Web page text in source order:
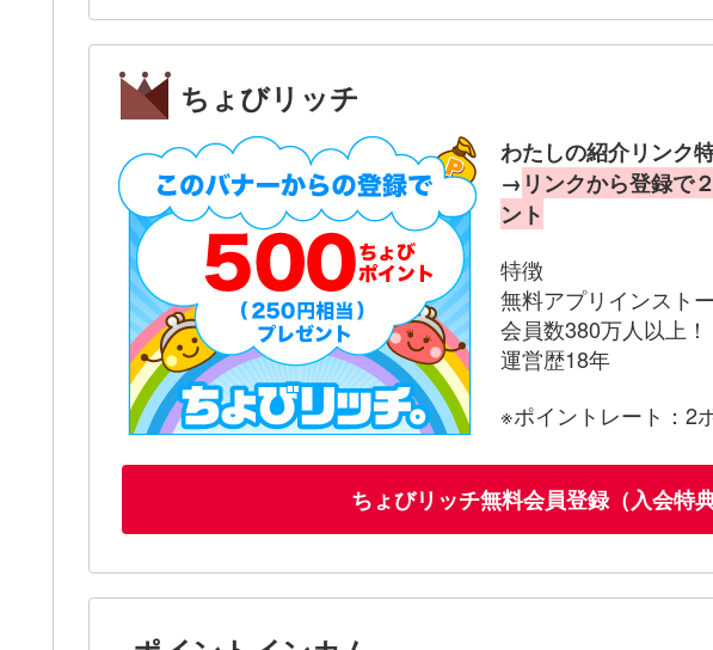
ちょびリッチ
わたしの紹介リンク
→ リンクから登録で
ント
特徴
無料アプリインスト
会員数380万人以上！
運営歴18年
※ポイントレート：2
ちょびリッチ無料会員登録（入会特典